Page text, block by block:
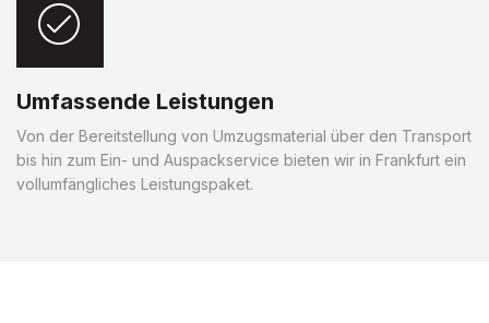
Umfassende Leistungen
Von der Bereitstellung von Umzugsmaterial über den Transport
bis hin zum Ein- und Auspackservice bieten wir in Frankfurt ein
vollumfängliches Leistungspaket.